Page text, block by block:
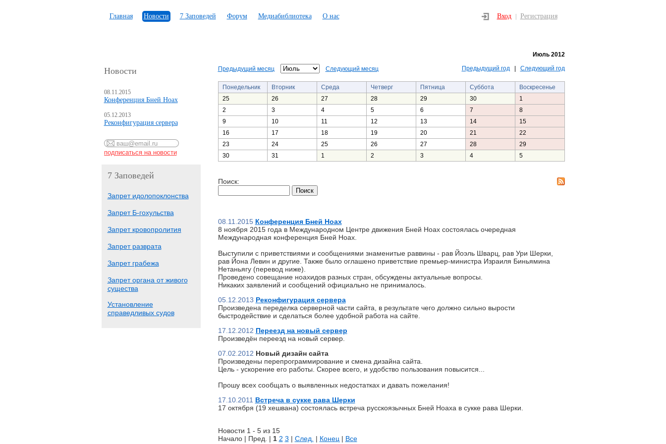
Главная Новости 7 Заповедей Форум Медиабиблиотека О нас Вход Регистрация
Новости
08.11.2015
Конференция Бней Ноах
05.12.2013
Реконфигурация сервера
7 Заповедей
Запрет идолопоклонства
Запрет Б-гохульства
Запрет кровопролития
Запрет разврата
Запрет грабежа
Запрет органа от живого
существа
Установление
справедливых судов
Июль 2012
Предыдущий месяц Следующий месяц Предыдущий год| Следующий год
Понедельник Вторник Среда Четверг Пятница Суббота
Воскресенье
25
26 27 28 29 30
1
2
3 4 5 6 7
8
9
10 11 12 13 14
15
16
17 18 19 20 21
22
23
24 25 26 27 28
29
30
31 1 2 3 4 5
Поиск:
08.11.2015 Конференция Бней Ноах
8 ноября 2015 года в Международном Центре движения Бней Ноах состоялась очередная
Международная конференция Бней Ноах.
Выступили с приветствиями и сообщениями знаменитые раввины - рав Йоэль Шварц, рав Ури Шерки,
рав Йона Левин и другие. Также было оглашено приветствие премьер-министра Израиля Биньямина
Нетаньягу (перевод ниже).
Проведено совещание ноахидов разных стран, обсуждены актуальные вопросы.
Никаких заявлений и сообщений официально не принималось.
05.12.2013 Реконфигурация сервера
Произведена переделка серверной части сайта, в результате чего должно сильно вырости
быстродействие и сделаться более удобной работа на сайте.
17.12.2012 Переезд на новый сервер
Произведён переезд на новый сервер.
07.02.2012 Новый дизайн сайта
Произведены перепрограммирование и смена дизайна сайта.
Цель - ускорение его работы. Скорее всего, и удобство пользования повысится...
Прошу всех сообщать о выявленных недостатках и давать пожелания!
17.10.2011 Встреча в сукке рава Шерки
17 октября (19 хешвана) состоялась встреча русскоязычных Бней Ноаха в сукке рава Шерки.
Новости 1 - 5 из 15
Начало | Пред. | 1 2 3 | След. | Конец | Все